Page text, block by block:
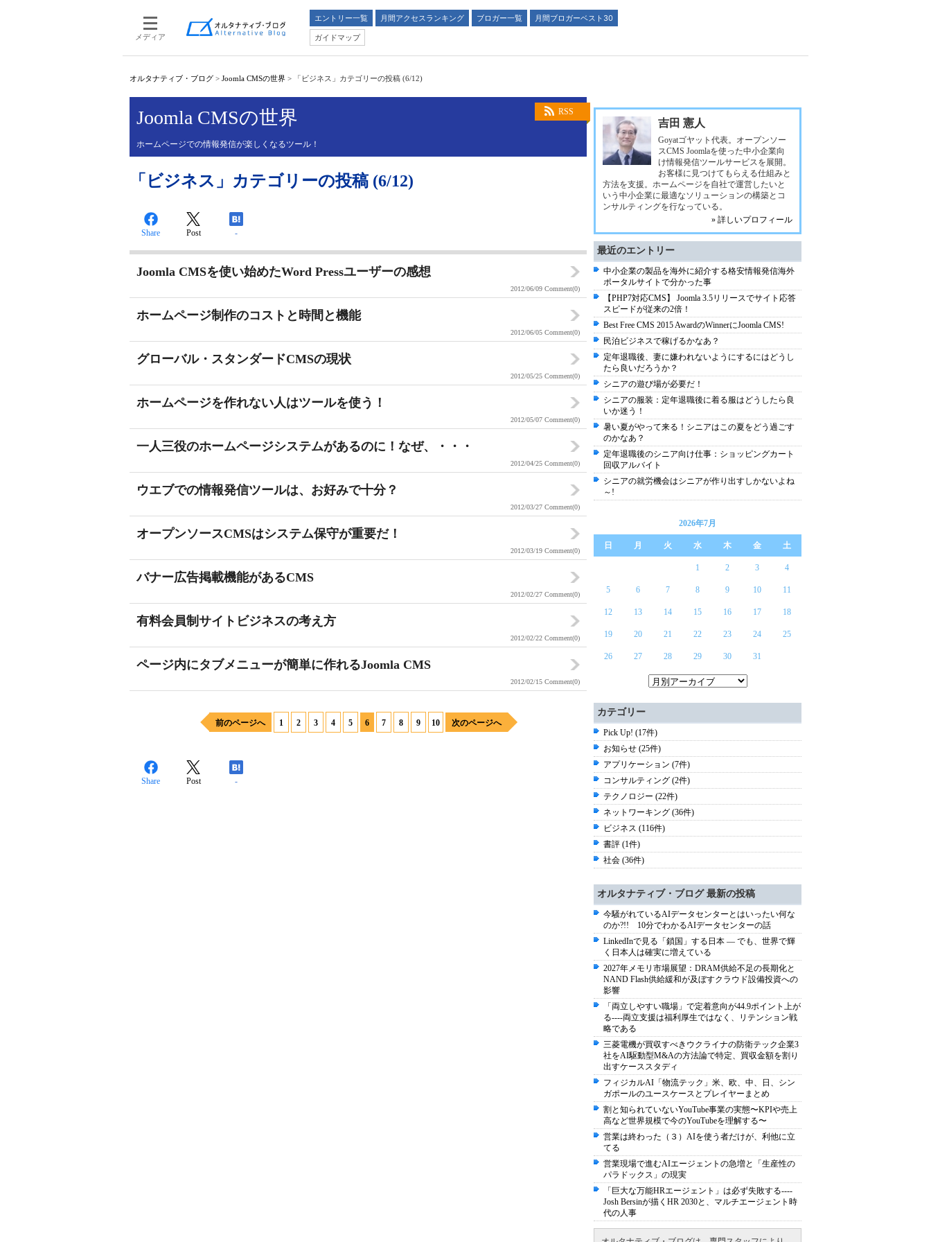
メディア
エントリー一覧 月間アクセスランキング ブロガー一覧
月間ブロガーベスト30
ガイドマップ
オルタナティブ・ブログ > Joomla CMSの世界 > 「ビジネス」カテゴリーの投稿 (6/12)
RSS
Joomla CMSの世界
ホームページでの情報発信が楽しくなるツール！
「ビジネス」カテゴリーの投稿 (6/12)
Share Post -
Joomla CMSを使い始めたWord Pressユーザーの感想
2012/06/09 Comment(0)
ホームページ制作のコストと時間と機能
2012/06/05 Comment(0)
グローバル・スタンダードCMSの現状
2012/05/25 Comment(0)
ホームページを作れない人はツールを使う！
2012/05/07 Comment(0)
一人三役のホームページシステムがあるのに！なぜ、・・・
2012/04/25 Comment(0)
ウエブでの情報発信ツールは、お好みで十分？
2012/03/27 Comment(0)
オープンソースCMSはシステム保守が重要だ！
2012/03/19 Comment(0)
バナー広告掲載機能があるCMS
2012/02/27 Comment(0)
有料会員制サイトビジネスの考え方
2012/02/22 Comment(0)
ページ内にタブメニューが簡単に作れるJoomla CMS
2012/02/15 Comment(0)
前のページへ 1 2 3 4 5 6 7 8 9 10 次のページへ
Share Post -
吉田 憲人
Goyatゴヤット代表。オープンソー
スCMS Joomlaを使った中小企業向
け情報発信ツールサービスを展開。
お客様に見つけてもらえる仕組みと
方法を支援。ホームページを自社で運営したいと
いう中小企業に最適なソリューションの構築とコ
ンサルティングを行なっている。
» 詳しいプロフィール
最近のエントリー
中小企業の製品を海外に紹介する格安情報発信海外
ポータルサイトで分かった事
【PHP7対応CMS】 Joomla 3.5リリースでサイト応答
スピードが従来の2倍！
Best Free CMS 2015 AwardのWinnerにJoomla CMS!
民泊ビジネスで稼げるかなあ？
定年退職後、妻に嫌われないようにするにはどうし
たら良いだろうか？
シニアの遊び場が必要だ！
シニアの服装：定年退職後に着る服はどうしたら良
いか迷う！
暑い夏がやって来る！シニアはこの夏をどう過ごす
のかなあ？
定年退職後のシニア向け仕事：ショッピングカート
回収アルバイト
シニアの就労機会はシニアが作り出すしかないよね
～!
2026年7月
日 月 火 水 木 金 土
1 2 3 4
5 6 7 8 9 10 11
12 13 14 15 16 17 18
19 20 21 22 23 24 25
26 27 28 29 30 31
カテゴリー
Pick Up! (17件)
お知らせ (25件)
アプリケーション (7件)
コンサルティング (2件)
テクノロジー (22件)
ネットワーキング (36件)
ビジネス (116件)
書評 (1件)
社会 (36件)
オルタナティブ・ブログ 最新の投稿
今騒がれているAIデータセンターとはいったい何な
のか?!! 10分でわかるAIデータセンターの話
LinkedInで見る「鎖国」する日本 ― でも、世界で輝
く日本人は確実に増えている
2027年メモリ市場展望：DRAM供給不足の長期化と
NAND Flash供給緩和が及ぼすクラウド設備投資への
影響
「両立しやすい職場」で定着意向が44.9ポイント上が
る----両立支援は福利厚生ではなく、リテンション戦
略である
三菱電機が買収すべきウクライナの防衛テック企業3
社をAI駆動型M&Aの方法論で特定、買収金額を割り
出すケーススタディ
フィジカルAI「物流テック」米、欧、中、日、シン
ガポールのユースケースとプレイヤーまとめ
割と知られていないYouTube事業の実態〜KPIや売上
高など世界規模で今のYouTubeを理解する〜
営業は終わった（３）AIを使う者だけが、利他に立
てる
営業現場で進むAIエージェントの急増と「生産性の
パラドックス」の現実
「巨大な万能HRエージェント」は必ず失敗する----
Josh Bersinが描くHR 2030と、マルチエージェント時
代の人事